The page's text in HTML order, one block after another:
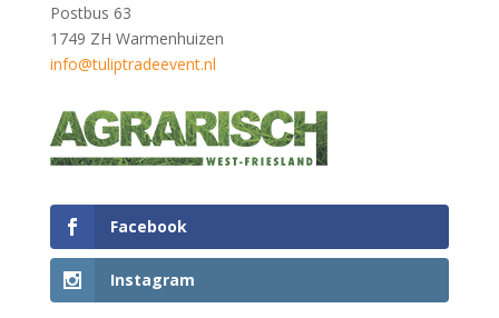
Postbus 63
1749 ZH Warmenhuizen
info@tuliptradeevent.nl
Facebook
Instagram